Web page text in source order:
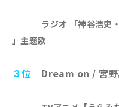
ラジオ 「神谷浩
」主題歌
３位 Dream on / 宮野